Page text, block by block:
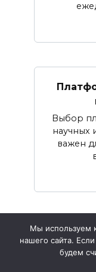
Выбор
научных
важен
© 2026 О науке
Мы используем
нашего сайта.
будем